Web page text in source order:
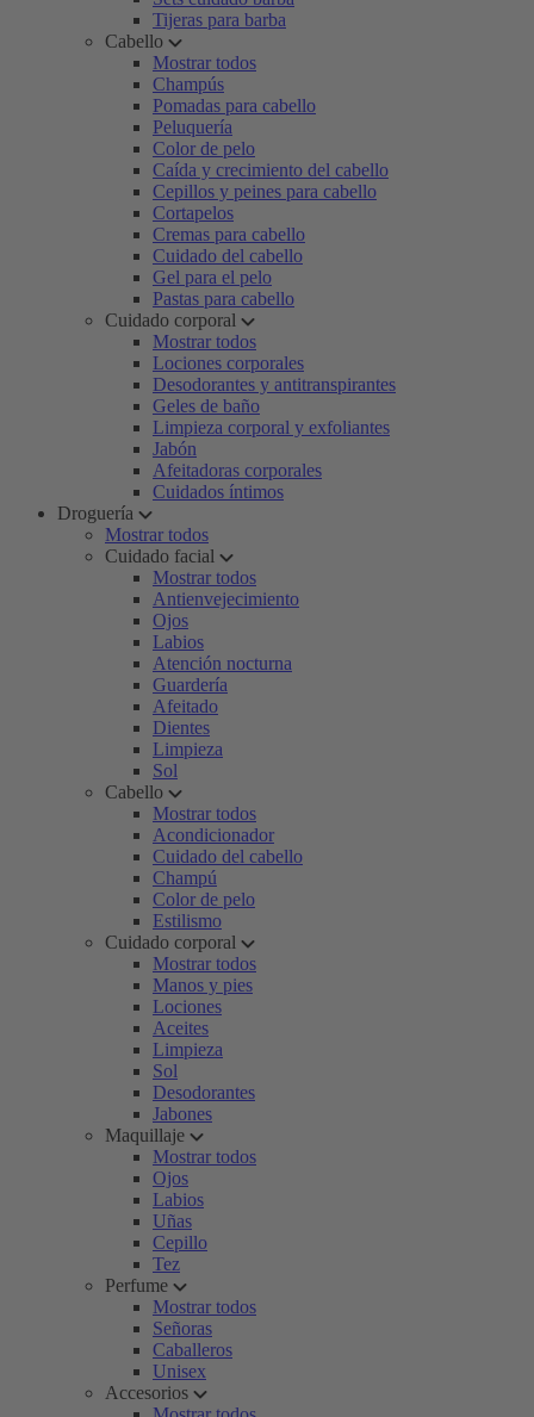
Tijeras para barba
Cabello
Mostrar todos
Champús
Pomadas para cabello
Peluquería
Color de pelo
Caída y crecimiento del cabello
Cepillos y peines para cabello
Cortapelos
Cremas para cabello
Cuidado del cabello
Gel para el pelo
Pastas para cabello
Cuidado corporal
Mostrar todos
Lociones corporales
Desodorantes y antitranspirantes
Geles de baño
Limpieza corporal y exfoliantes
Jabón
Afeitadoras corporales
Cuidados íntimos
Droguería
Mostrar todos
Cuidado facial
Mostrar todos
Antienvejecimiento
Ojos
Labios
Atención nocturna
Guardería
Afeitado
Dientes
Limpieza
Sol
Cabello
Mostrar todos
Acondicionador
Cuidado del cabello
Champú
Color de pelo
Estilismo
Cuidado corporal
Mostrar todos
Manos y pies
Lociones
Aceites
Limpieza
Sol
Desodorantes
Jabones
Maquillaje
Mostrar todos
Ojos
Labios
Uñas
Cepillo
Tez
Perfume
Mostrar todos
Señoras
Caballeros
Unisex
Accesorios